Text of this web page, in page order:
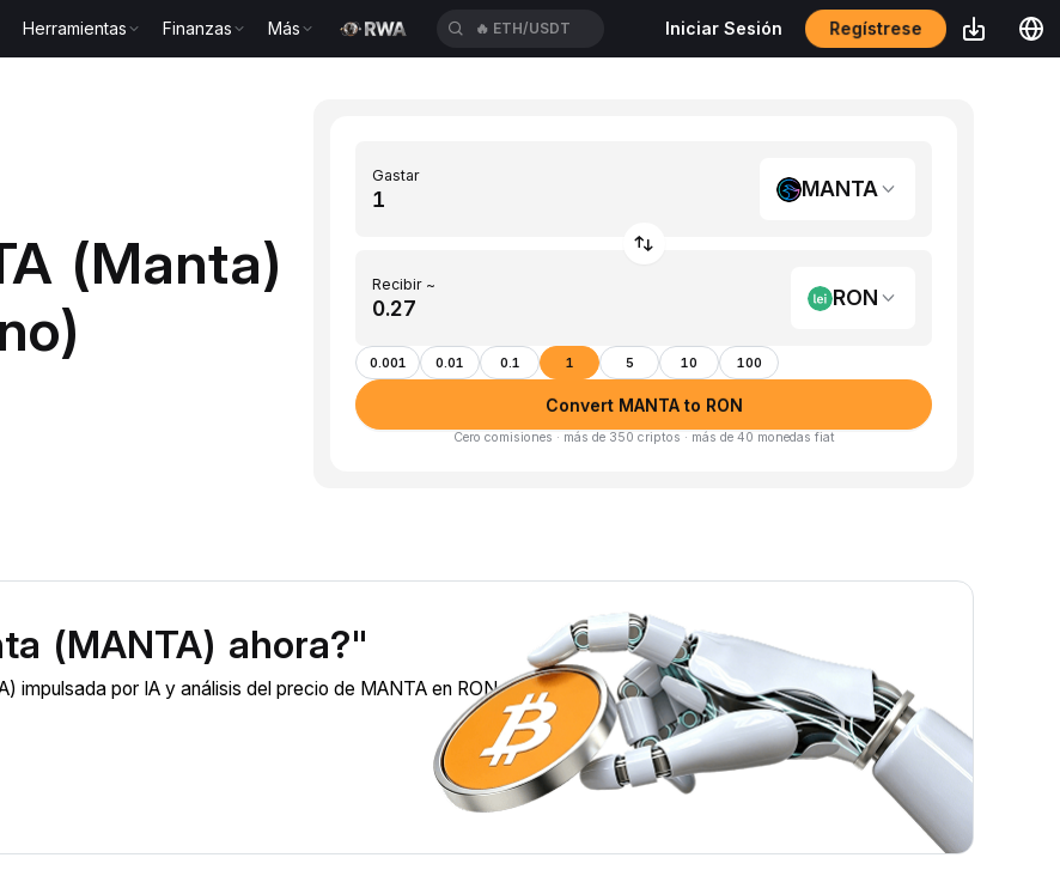
Herramientas Finanzas Más 🔥 GWEIUSDT Iniciar Sesión Regístrese
(Manta)
Gastar
MANTA
Recibir ~
RON
0.001 0.01 0.1 1 5 10 100
Convert MANTA to RON
Cero comisiones · más de 350 criptos · más de 40 monedas fiat
(MANTA) ahora?"
impulsada por IA y análisis del precio de MANTA en RON en